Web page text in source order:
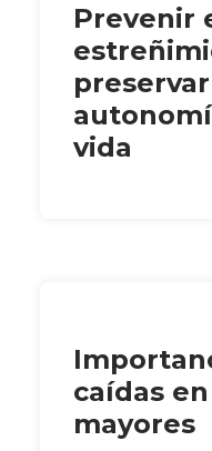
Prevenir
vida
caídas
mayores